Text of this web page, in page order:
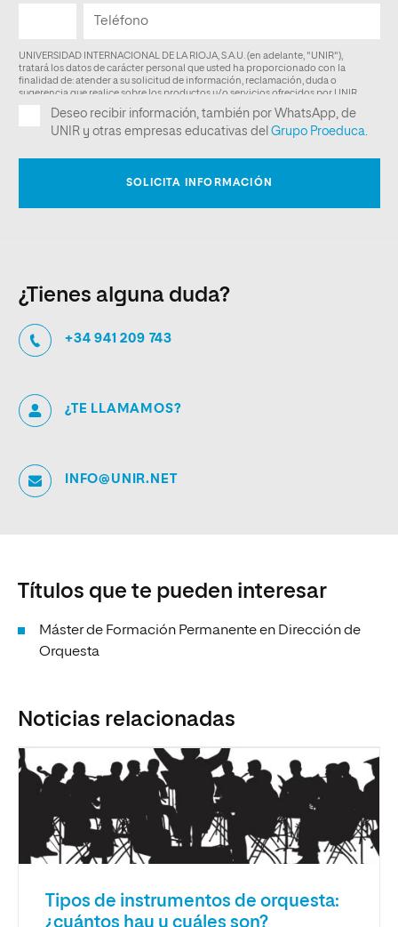
¿Tienes alguna duda?
+34 941 209 743
¿TE LLAMAMOS?
INFO@UNIR.NET
Títulos que te pueden interesar
Máster de Formación Permanente en Dirección de
Orquesta
Noticias relacionadas
Tipos de instrumentos de orquesta:
¿cuántos hay y cuáles son?